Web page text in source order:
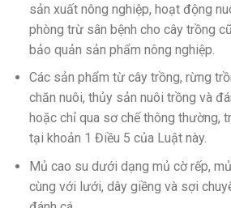
sản xuất nông nghiệp, hoạt động
phòng trừ sân bệnh cho cây trồng
bảo quản sản phẩm nông nghiệp.
Các sản phẩm từ cây trồng, rừng
chăn nuôi, thủy sản nuôi trồng và
hoặc chỉ qua sơ chế thông thường,
tại khoản 1 Điều 5 của Luật này.
Mủ cao su dưới dạng mủ cờ rếp,
cùng với lưới, dây giềng và sợi